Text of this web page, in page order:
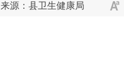
来源：县卫生健康局